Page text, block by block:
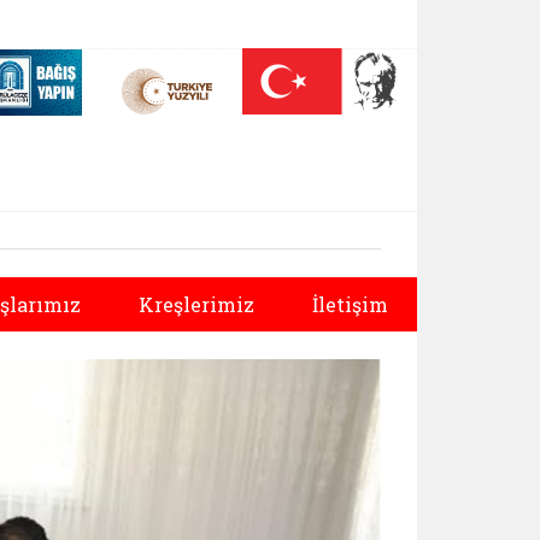
sekmede açılır)
On Yılı (yeni sekmede açılır)
Darülaceze bağış sayfası (yeni sekmede açılır)
Kreşlerimiz İletişim
Sonraki